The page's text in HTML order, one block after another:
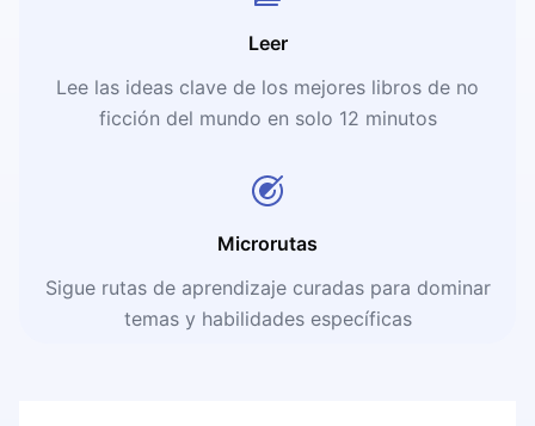
Leer
Lee las ideas clave de los mejores libros de no
ficción del mundo en solo 12 minutos
Microrutas
Sigue rutas de aprendizaje curadas para dominar
temas y habilidades específicas